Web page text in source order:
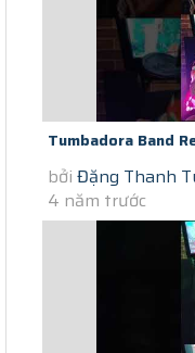
Tumbadora Band
Saigon Social
bởi Đặng Thanh
4 năm trước